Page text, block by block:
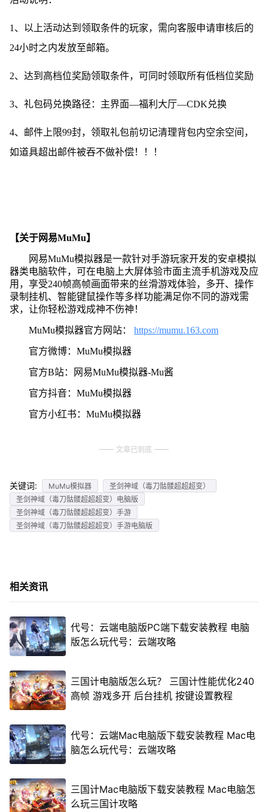
1、以上活动达到领取条件的玩家，需向客服申请审核后的
24小时之内发放至邮箱。
2、达到高档位奖励领取条件，可同时领取所有低档位奖励
3、礼包码兑换路径：主界面—福利大厅—CDK兑换
4、邮件上限99封，领取礼包前切记清理背包内空余空间，
如道具超出邮件被吞不做补偿！！！
【关于网易MuMu】
网易MuMu模拟器是一款针对手游玩家开发的安卓模拟
器类电脑软件，可在电脑上大屏体验市面主流手机游戏及应
用，享受240帧高帧画面带来的丝滑游戏体验，多开、操作
录制挂机、智能键鼠操作等多样功能满足你不同的游戏需
求，让你轻松游戏成神不伤神！
MuMu模拟器官方网站： https://mumu.163.com
官方微博：MuMu模拟器
官方B站：网易MuMu模拟器-Mu酱
官方抖音：MuMu模拟器
官方小红书：MuMu模拟器
文章已到底
关键词: MuMu模拟器
圣剑神域（毒刀骷髅超超超变）
圣剑神域（毒刀骷髅超超超变）电脑版
圣剑神域（毒刀骷髅超超超变）手游
圣剑神域（毒刀骷髅超超超变）手游电脑版
相关资讯
代号：云端电脑版PC端下载安装教程 电脑
版怎么玩代号：云端攻略
三国计电脑版怎么玩？ 三国计性能优化240
高帧 游戏多开 后台挂机 按键设置教程
代号：云端Mac电脑版下载安装教程 Mac电
脑怎么玩代号：云端攻略
三国计Mac电脑版下载安装教程 Mac电脑怎
么玩三国计攻略